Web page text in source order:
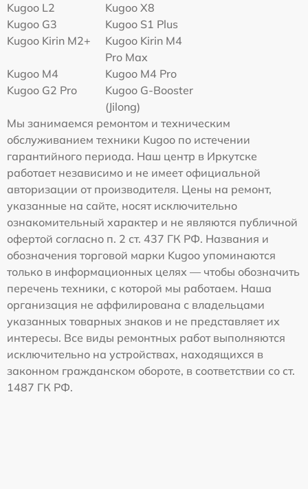
Kugoo L2
Kugoo X8
Kugoo G3
Kugoo S1 Plus
Kugoo Kirin M2+
Kugoo Kirin M4
Pro Max
Kugoo M4
Kugoo M4 Pro
Kugoo G2 Pro
Kugoo G-Booster
(Jilong)
Мы занимаемся ремонтом и техническим
обслуживанием техники Kugoo по истечении
гарантийного периода. Наш центр в Иркутске
работает независимо и не имеет официальной
авторизации от производителя. Цены на ремонт,
указанные на сайте, носят исключительно
ознакомительный характер и не являются публичной
офертой согласно п. 2 ст. 437 ГК РФ. Названия и
обозначения торговой марки Kugoo упоминаются
только в информационных целях — чтобы обозначить
перечень техники, с которой мы работаем. Наша
организация не аффилирована с владельцами
указанных товарных знаков и не представляет их
интересы. Все виды ремонтных работ выполняются
исключительно на устройствах, находящихся в
законном гражданском обороте, в соответствии со ст.
1487 ГК РФ.